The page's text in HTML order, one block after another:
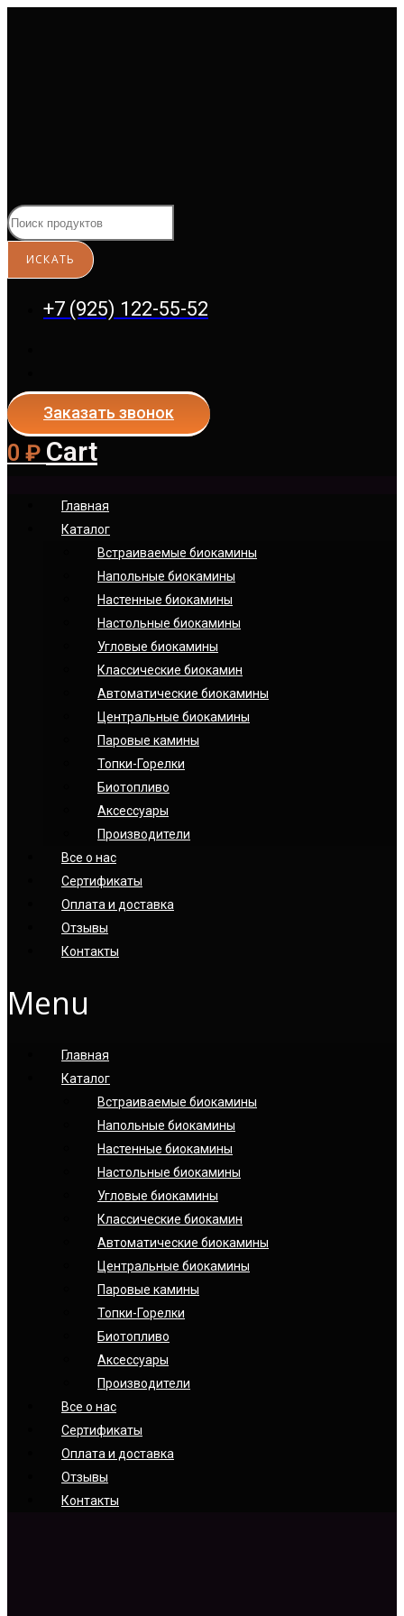
+7 (925) 122-55-52
Заказать звонок
0 ₽ Cart
Главная
Каталог
Встраиваемые биокамины
Напольные биокамины
Настенные биокамины
Настoльные биокамины
Угловые биокамины
Классические биокамин
Автоматические биокамины
Центральные биокамины
Паровые камины
Топки-Горелки
Биотопливо
Аксессуары
Производители
Все о нас
Сертификаты
Оплата и доставка
Отзывы
Контакты
Menu
Главная
Каталог
Встраиваемые биокамины
Напольные биокамины
Настенные биокамины
Настoльные биокамины
Угловые биокамины
Классические биокамин
Автоматические биокамины
Центральные биокамины
Паровые камины
Топки-Горелки
Биотопливо
Аксессуары
Производители
Все о нас
Сертификаты
Оплата и доставка
Отзывы
Контакты